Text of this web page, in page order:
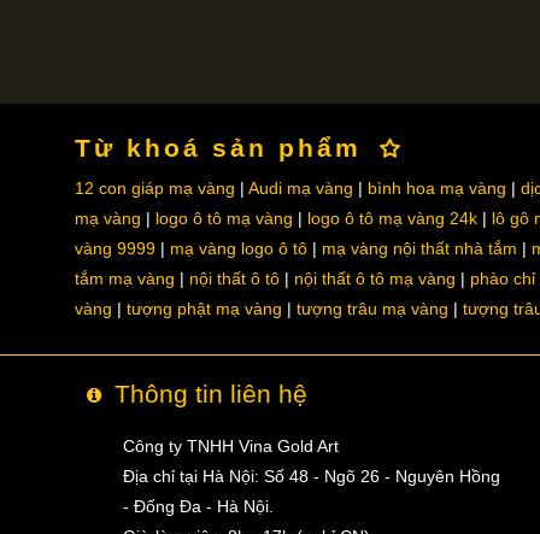
Từ khoá sản phẩm
12 con giáp mạ vàng Audi mạ vàng bình hoa mạ vàng
mạ vàng
logo ô tô mạ vàng logo ô tô mạ vàng 24k
lô gô
vàng 9999
mạ vàng logo ô tô mạ vàng nội thất nhà tắm
tắm mạ vàng
nội thất ô tô nội thất ô tô mạ vàng
phào chỉ
vàng
tượng phật mạ vàng tượng trâu mạ vàng tượng
Thông tin liên hệ
Công ty TNHH Vina Gold Art
Địa chỉ tại Hà Nội: Số 48 - Ngõ 26 - Nguyên Hồng
- Đống Đa - Hà Nội.